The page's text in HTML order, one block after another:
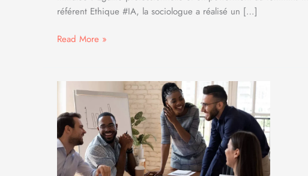
référent Ethique #IA, la sociologue a réalisé un […]
Conférence
:
Egalité
professionnelle
et
empowerment
au
féminin
Read More »